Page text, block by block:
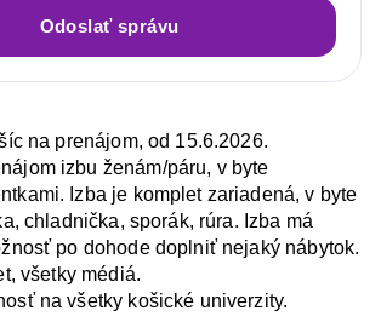
Odoslať správu
na prenájom, od 15.6.2026.
izbu ženám/páru, v byte
Izba je komplet zariadená, v byte
chladnička, sporák, rúra. Izba má
po dohode doplniť nejaký nábytok.
všetky médiá.
na všetky košické univerzity.